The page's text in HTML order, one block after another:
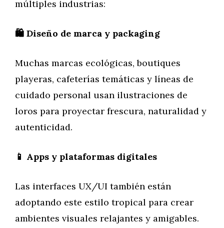
múltiples industrias:
🛍️ Diseño de marca y packaging
Muchas marcas ecológicas, boutiques
playeras, cafeterías temáticas y líneas de
cuidado personal usan ilustraciones de
loros para proyectar frescura, naturalidad y
autenticidad.
📱 Apps y plataformas digitales
Las interfaces UX/UI también están
adoptando este estilo tropical para crear
ambientes visuales relajantes y amigables.